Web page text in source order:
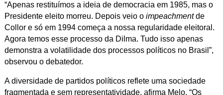
“Apenas restituímos a ideia de democracia em 1985, mas o
Presidente eleito morreu. Depois veio o impeachmentde
Collor e só em 1994 começa a nossa regularidade eleitoral.
Agora temos esse processo da Dilma. Tudo isso apenas
demonstra a volatilidade dos processos políticos no Brasil”,
observou o debatedor.
A diversidade de partidos políticos reflete uma sociedade
fragmentada e sem representatividade, afirma Melo. “Os